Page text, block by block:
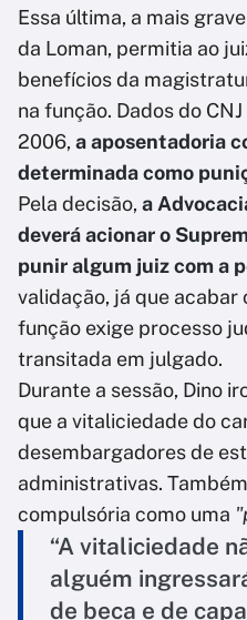
Essa última, a mais
da Loman, permitia ao
benefícios da
na função. Dados do
2006, a aposentadoria
determinada como
Pela decisão, a
deverá acionar o
punir algum juiz com a
validação, já que
função exige processo
transitada em julgado.
Durante a sessão, Dino
que a vitaliciedade do
desembargadores de
administrativas.
compulsória como uma
“A vitaliciedade
alguém
de beca e de